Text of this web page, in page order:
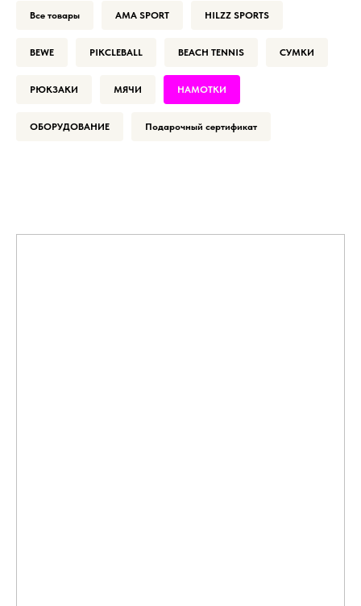
Все товары AMA SPORT HILZZ SPORTS
BEWE PIKCLEBALL BEACH TENNIS СУМКИ
РЮКЗАКИ МЯЧИ НАМОТКИ
ОБОРУДОВАНИЕ Подарочный сертификат